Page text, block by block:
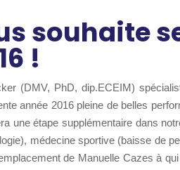
souhaite
!
(DMV, PhD, dip.ECEIM)
année 2016 pleine de belles
une étape supplémentaire dans
médecine sportive (baisse de
de Manuelle Cazes à